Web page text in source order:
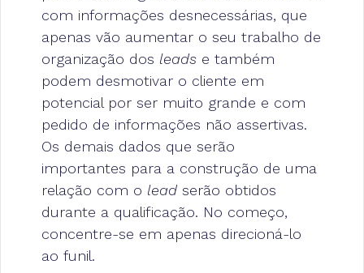
com informações desnecessárias, que
apenas vão aumentar o seu trabalho de
organização dos leads e também
podem desmotivar o cliente em
potencial por ser muito grande e com
pedido de informações não assertivas.
Os demais dados que serão
importantes para a construção de uma
relação com o leadserão obtidos
durante a qualificação. No começo,
concentre-se em apenas direcioná-lo
ao funil.